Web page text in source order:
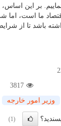
بر این
ما است، اما
باشد تا از
3817
وزیر امور خارجه
(1)